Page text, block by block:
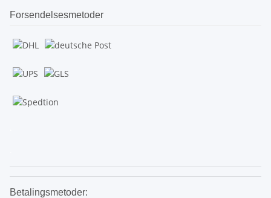
Forsendelsesmetoder
Betalingsmetoder: